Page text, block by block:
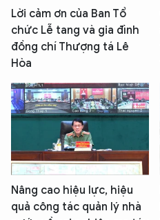
Lời cảm ơn của Ban Tổ
chức Lễ tang và gia đình
đồng chí Thượng tá Lê
Hòa
Nâng cao hiệu lực, hiệu
quả công tác quản lý nhà